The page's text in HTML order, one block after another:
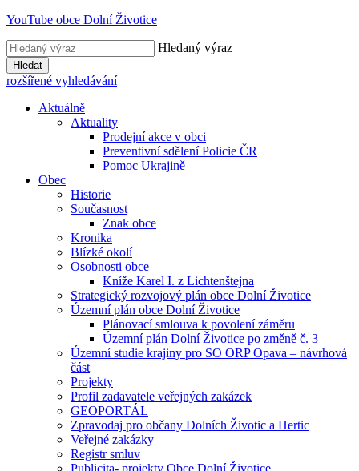
YouTube obce Dolní Životice
Hledaný výraz
Hledat
rozšířené vyhledávání
Aktuálně
Aktuality
Prodejní akce v obci
Preventivní sdělení Policie ČR
Pomoc Ukrajině
Obec
Historie
Současnost
Znak obce
Kronika
Blízké okolí
Osobnosti obce
Kníže Karel I. z Lichtenštejna
Strategický rozvojový plán obce Dolní Životice
Územní plán obce Dolní Životice
Plánovací smlouva k povolení záměru
Územní plán Dolní Životice po změně č. 3
Územní studie krajiny pro SO ORP Opava – návrhová
část
Projekty
Profil zadavatele veřejných zakázek
GEOPORTÁL
Zpravodaj pro občany Dolních Životic a Hertic
Veřejné zakázky
Registr smluv
Publicita- projekty Obce Dolní Životice